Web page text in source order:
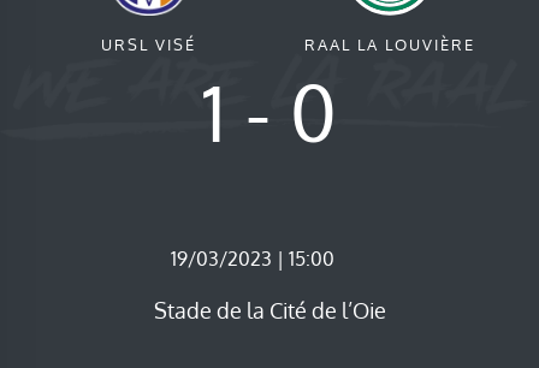
URSL VISÉ
1 - 0
RAAL LA LOUVIÈRE
19/03/2023 | 15:00
Stade de la Cité de l’Oie